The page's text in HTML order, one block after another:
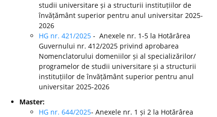
studii universitare și a structurii instituțiilor de
învățământ superior pentru anul universitar 2025-
2026
HG nr. 421/2025 - Anexele nr. 1-5 la Hotărârea
Guvernului nr. 412/2025 privind aprobarea
Nomenclatorului domeniilor și al specializărilor/
programelor de studii universitare și a structurii
instituțiilor de învățământ superior pentru anul
universitar 2025-2026
Master:
HG nr. 644/2025- Anexele nr. 1 și 2 la Hotărârea